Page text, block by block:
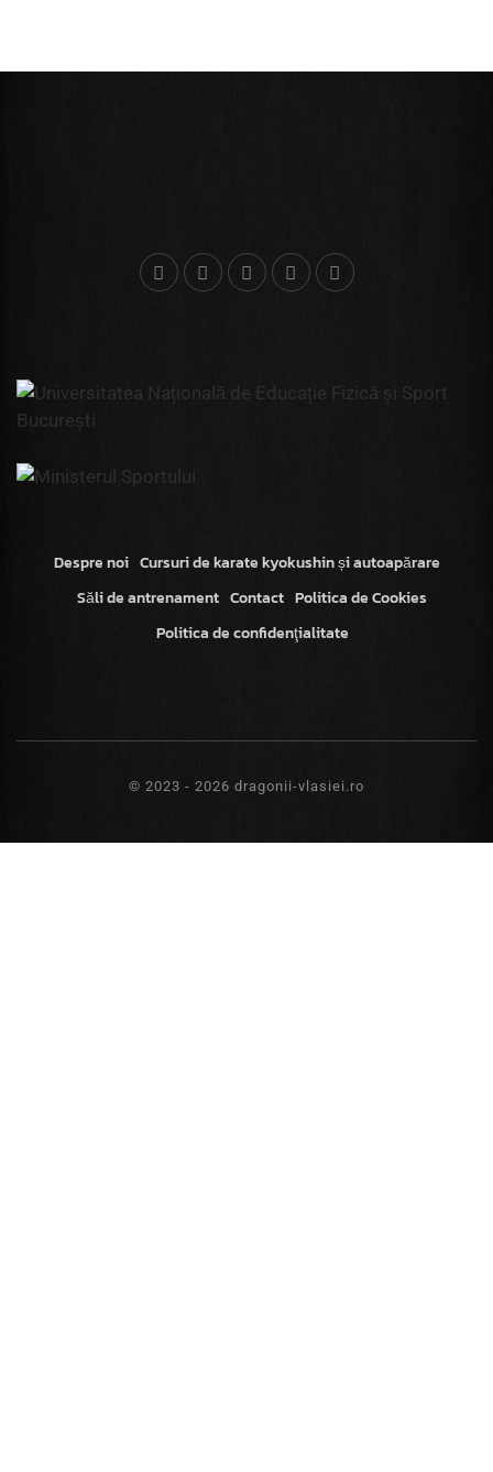
Despre noi Cursuri de karate kyokushin și autoapărare
Săli de antrenament Contact Politica de Cookies
Politica de confidenţialitate
© 2023 - 2026 dragonii-vlasiei.ro